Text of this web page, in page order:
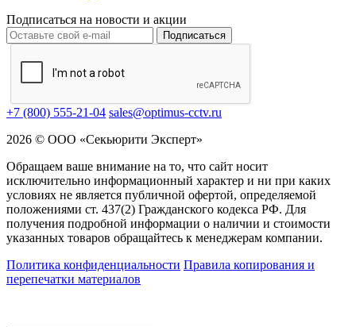
Подписаться на новости и акции
Подписаться
+7 (800) 555-21-04 sales@optimus-cctv.ru
2026 © ООО «Секьюрити Эксперт»
Обращаем ваше внимание на то, что сайт носит
исключительно информационный характер и ни при каких
условиях не является публичной офертой, определяемой
положениями ст. 437(2) Гражданского кодекса РФ. Для
получения подробной информации о наличии и стоимости
указанных товаров обращайтесь к менеджерам компании.
Политика конфиденциальности Правила копирования и
перепечатки материалов